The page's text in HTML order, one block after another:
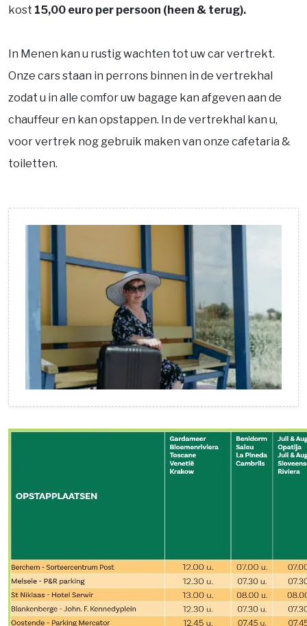
kost 15,00 euro per persoon (heen & terug).
In Menen kan u rustig wachten tot uw car vertrekt.
Onze cars staan in perrons binnen in de vertrekhal
zodat u in alle comfor uw bagage kan afgeven aan de
chauffeur en kan opstappen. In de vertrekhal kan u,
voor vertrek nog gebruik maken van onze cafetaria &
toiletten.